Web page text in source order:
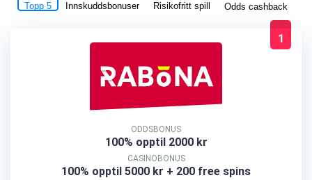
Topp 5 Innskuddsbonuser Risikofritt spill Odds cashback
1
ODDSBONUS
100% opptil 2000 kr
CASINOBONUS
100% opptil 5000 kr + 200 free spins